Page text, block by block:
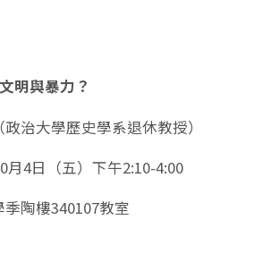
明與暴力？
治大學歷史學系退休教授）
月4日（五）下午2:10-4:00
陶樓340107教室